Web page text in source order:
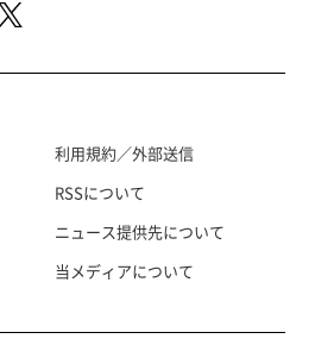
利用規約／外部送信
RSSについて
ニュース提供先について
当メディアについて